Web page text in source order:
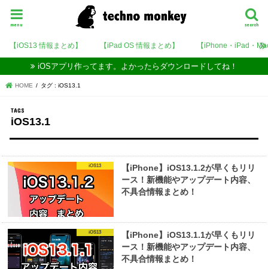
search
menu
【iOS13 情報まとめ】 【iPad OS 情報まとめ】 【iPhone・iPad・
iOSアプリ作ってます。よかったらダウンロードしてね！
HOME タグ : iOS13.1
iOS13.1
iOS13
【iPhone】iOS13.1.2が早くもリリ
ース！新機能やアップデート内容、
不具合情報まとめ！
iOS13
【iPhone】iOS13.1.1が早くもリリ
ース！新機能やアップデート内容、
不具合情報まとめ！